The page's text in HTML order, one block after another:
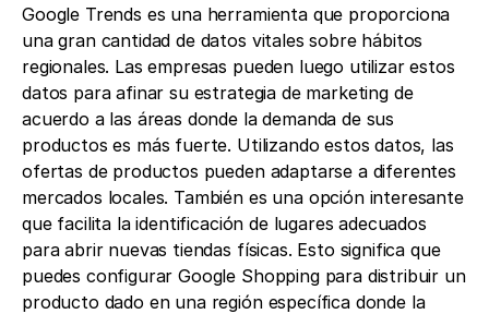
Google Trends es una herramienta que proporciona
una gran cantidad de datos vitales sobre hábitos
regionales. Las empresas pueden luego utilizar estos
datos para afinar su estrategia de marketing de
acuerdo a las áreas donde la demanda de sus
productos es más fuerte. Utilizando estos datos, las
ofertas de productos pueden adaptarse a diferentes
mercados locales. También es una opción interesante
que facilita la identificación de lugares adecuados
para abrir nuevas tiendas físicas. Esto significa que
puedes configurar Google Shopping para distribuir un
producto dado en una región específica donde la